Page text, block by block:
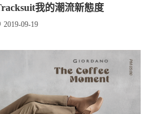
我的潮流新態度
2019-09-19